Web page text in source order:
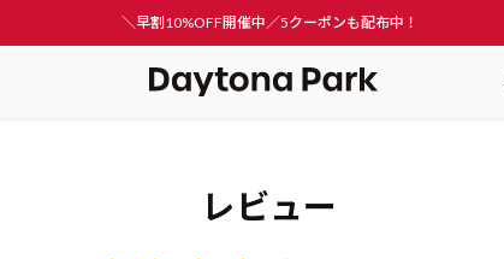
＼早割10%OFF開催中／5クーポンも配布中！
レビュー